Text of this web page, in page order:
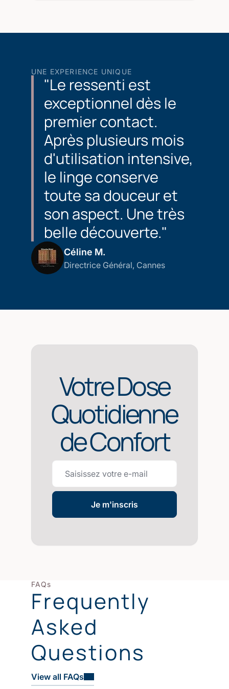
UNE EXPERIENCE UNIQUE
"Le ressenti est
exceptionnel dès le
premier contact.
Après plusieurs mois
d'utilisation intensive,
le linge conserve
toute sa douceur et
son aspect. Une très
belle découverte."
Céline M.
Directrice Général, Cannes
Votre Dose
Quotidienne
de Confort
Je m'inscris
FAQs
Frequently
Asked
Questions
View all FAQs